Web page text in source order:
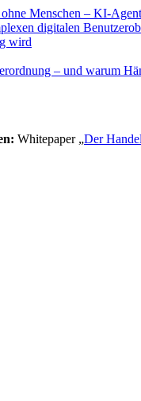
Menschen – KI-
wird
– und warum
Whitepaper „Der